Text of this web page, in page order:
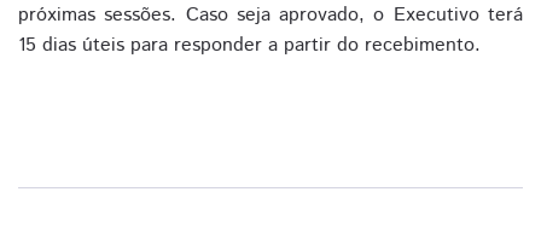
próximas sessões. Caso seja aprovado, o Executivo terá
15 dias úteis para responder a partir do recebimento.